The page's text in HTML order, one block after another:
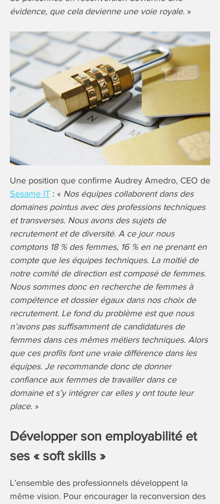
évidence, que cela devienne une voie royale. »
Une position que confirme Audrey Amedro, CEO de
Sesame IT : « Nos équipes collaborent dans des
domaines pointus avec des professions techniques
et transverses. Nous avons des sujets de
recrutement et de diversité. A ce jour nous
comptons 18 % des femmes, 16 % en ne prenant en
compte que les équipes techniques. La moitié de
notre comité de direction est composé de femmes.
Nous sommes donc en recherche de femmes à
compétence et dossier égaux dans nos choix de
recrutement. Le fond du problème est que nous
n’avons pas suffisamment de candidatures de
femmes dans ces mêmes métiers techniques. Alors
que ces profils font une vraie différence dans les
équipes. Je recommande donc de donner
confiance aux femmes de travailler dans ce
domaine et s’y intégrer car elles y ont toute leur
place. »
Développer son employabilité et
ses « soft skills »
L’ensemble des professionnels développent la
même vision. Pour encourager la reconversion des